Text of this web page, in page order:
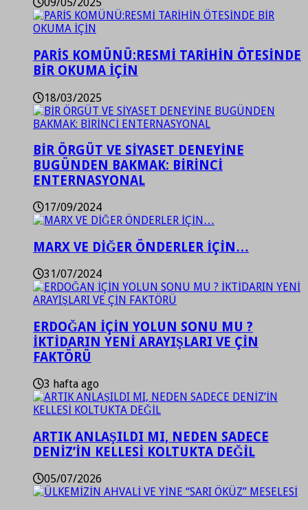
PARİS KOMÜNÜ:RESMİ TARİHİN ÖTESİNDE
BİR OKUMA İÇİN
18/03/2025
BİR ÖRGÜT VE SİYASET DENEYİNE
BUGÜNDEN BAKMAK: BİRİNCİ
ENTERNASYONAL
17/09/2024
MARX VE DİĞER ÖNDERLER İÇİN…
31/07/2024
ERDOĞAN İÇİN YOLUN SONU MU ?
İKTİDARIN YENİ ARAYIŞLARI VE ÇİN
FAKTÖRÜ
3 hafta ago
ARTIK ANLAŞILDI MI, NEDEN SADECE
DENİZ’İN KELLESİ KOLTUKTA DEĞİL
05/07/2026